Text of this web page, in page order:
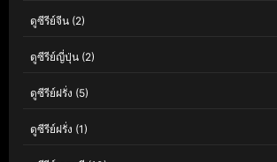
ดูซีรีย์จีน (2)
ดูซีรีย์ญี่ปุ่น (2)
ดูซีรีย์ฝรั่ง (5)
ดูซีรีย์ฝรั่ง (1)